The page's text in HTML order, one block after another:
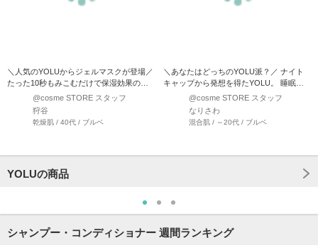
＼人気のYOLUからジェルマスクが登場／
たった10秒もみこむだけで保湿効果の高
い 美容ジ…@cosme STORE スタッフ
狩谷
乾燥肌 / 40代 / ブルベ
＼あなたはどっちのYOLU派？／ ナイト
キャップから発想を得たYOLU。 睡眠中
の時間を美…@cosme STORE スタッフ
なりさわ
混合肌 / ～20代 / ブルベ
YOLUの商品
シャンプー・コンディショナー 週間ランキング